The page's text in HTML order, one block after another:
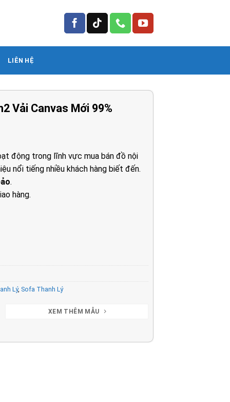
LIÊN HỆ
Vải Canvas Mới 99%
động trong lĩnh vực mua bán đồ nội
nổi tiếng nhiều khách hàng biết đến.
.
hàng.
Lý,Sofa Thanh Lý
XEM THÊM MẪU